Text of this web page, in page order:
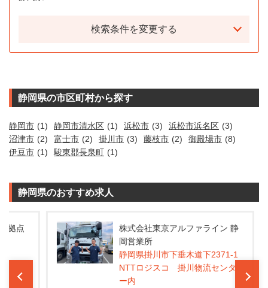
検索条件を変更する
静岡県の市区町村から探す
静岡市 (1) 静岡市清水区 (1) 浜松市 (3) 浜松市浜名区 (3)
沼津市 (2) 富士市 (2) 掛川市 (3) 藤枝市 (2) 御殿場市 (8)
伊豆市 (1) 駿東郡長泉町 (1)
静岡県のおすすめ求人
株式会社東京アルファライン 静
岡営業所
静岡県掛川市下垂木道下2371-1
NTTロジスコ 掛川物流センタ